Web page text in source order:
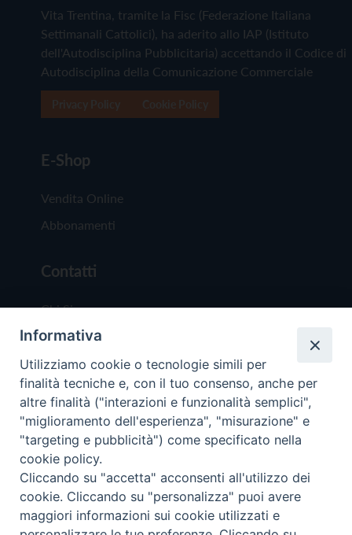
Vita Trentina, tramite la Fisc (Federazione Italiana
Settimanali Cattolici), ha aderito allo IAP (Istituto
dell'Autodisciplina Pubblicitaria) accettando il Codice di
Autodisciplina della Comunicazione Commerciale
E-Shop
Vendita Online
Abbonamenti
Contatti
Chi Siamo
Redazione
Scrivici
Copyright © 2019 - Tutti i diritti riservati - Vita
Trentina Editrice
Privacy Policy
Informativa
Utilizziamo cookie o tecnologie simili per
finalità tecniche e, con il tuo consenso, anche per
altre finalità ("interazioni e funzionalità semplici",
"miglioramento dell'esperienza", "misurazione" e
"targeting e pubblicità") come specificato nella
cookie policy.
Cliccando su "accetta" acconsenti all'utilizzo dei
cookie. Cliccando su "personalizza" puoi avere
maggiori informazioni sui cookie utilizzati e